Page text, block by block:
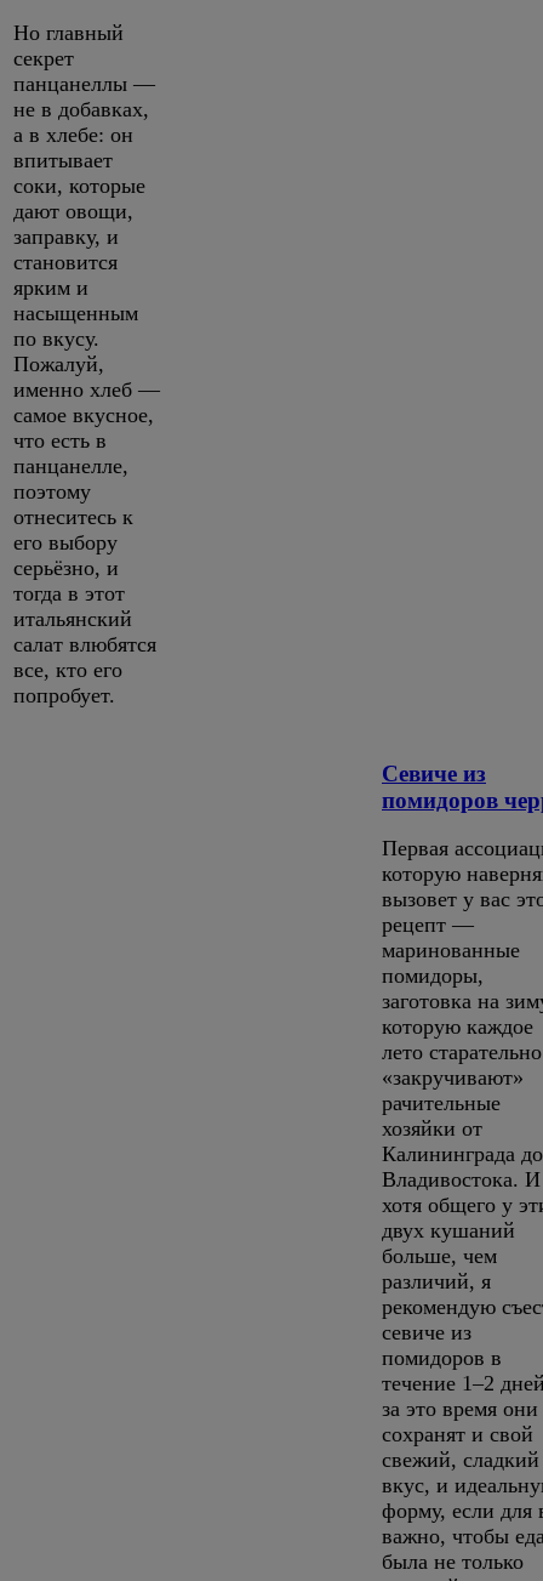
Но главный
секрет
панцанеллы —
не в добавках,
а в хлебе: он
впитывает
соки, которые
дают овощи,
заправку, и
становится
ярким и
насыщенным
по вкусу.
Пожалуй,
именно хлеб —
самое вкусное,
что есть в
панцанелле,
поэтому
отнеситесь к
его выбору
серьёзно, и
тогда в этот
итальянский
салат влюбятся
все, кто его
попробует.
Севиче из
помидоров
Первая
которую
вызовет у вас
рецепт —
маринованные
помидоры,
заготовка на
которую каждое
лето старательно
«закручивают»
рачительные
хозяйки от
Калининграда до
Владивостока. И
хотя общего у
двух кушаний
больше, чем
различий, я
рекомендую
севиче из
помидоров в
течение 1–2
за это время они
сохранят и свой
свежий, сладкий
вкус, и
форму, если для
важно, чтобы
была не только